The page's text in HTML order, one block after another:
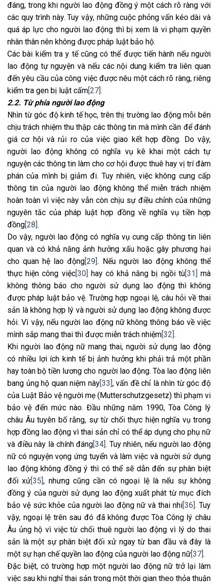
đáng, trong khi người lao động đồng ý một cách rõ ràng với
các quy trình này. Tuy vậy, những cuộc phỏng vấn kéo dài và
quá áp lực cho người lao động thì bị xem là vi phạm quyền
nhân thân nên không được pháp luật bảo hộ.
Các bài kiểm tra y tế cũng có thể được tiến hành nếu người
lao động tự nguyện và nếu các nội dung kiểm tra liên quan
đến yêu cầu của công việc được nêu một cách rõ ràng, riêng
kiểm tra gen bị luật cấm [27] .
2.2. Từ phía người lao động
Nhìn từ góc độ kinh tế học, trên thị trường lao động mỗi bên
chịu trách nhiệm thu thập các thông tin mà mình cần để đánh
giá cơ hội và rủi ro của việc giao kết hợp đồng. Do vậy,
người lao động không có nghĩa vụ kê khai một cách tự
nguyện các thông tin làm cho cơ hội được thuê hay vị trí đàm
phán của mình bị giảm đi. Tuy nhiên, việc không cung cấp
thông tin của người lao động không thể miễn trách nhiệm
hoàn toàn vì việc này vẫn còn chịu sự điều chỉnh của những
nguyên tắc của pháp luật hợp đồng về nghĩa vụ tiền hợp
đồng [28] .
Do vậy, người lao động có nghĩa vụ cung cấp thông tin liên
quan và có khả năng ảnh hưởng xấu hoặc gây phương hại
cho quan hệ lao động [29]. Nếu người lao động không thể
thực hiện công việc[30] hay có khả năng bị ngồi tù[31]
mà
không thông báo cho người sử dụng lao động thì không
được pháp luật bảo vệ. Trường hợp ngoại lệ, câu hỏi về thai
sản là không hợp lý và người sử dụng lao động không được
hỏi. Vì vậy, nếu người lao động nữ không thông báo về việc
mình sắp mang thai thì được miễn trách nhiệm [32] .
Khi người lao động nữ mang thai, người sử dụng lao động
có nhiều lợi ích kinh tế bị ảnh hưởng khi phải trả một phần
hay toàn bộ tiền lương cho người lao động. Tòa lao động liên
bang ủng hộ quan niệm này[33] , vấn đề chỉ là nhìn từ góc độ
của Luật Bảo vệ người mẹ (Mutterschutzgesetz) thì phạm vi
bảo vệ đến mức nào. Đầu những năm 1990, Tòa Công lý
châu Âu tuyên bố rằng, sự từ chối thực hiện nghĩa vụ trong
hợp đồng lao động vì thai sản chỉ có thể áp dụng cho phụ nữ
và điều này là chính đáng [34]. Tuy nhiên, nếu người lao động
nữ có nguyện vọng ứng tuyển và làm việc và người sử dụng
lao động không đồng ý thì có thể sẽ dẫn đến sự phân biệt
đối xử [35], nhưng cũng cần có ngoại lệ là nếu sự không
đồng ý của người sử dụng lao động xuất phát từ mục đích
bảo vệ sức khỏe của người lao động nữ và thai nhi [36] . Tuy
vậy, ngoại lệ trên sau đó đã không được Tòa Công lý châu
Âu ủng hộ vì việc từ chối thuê người lao động vì lý do thai
sản là một sự phân biệt đối xử ngay từ ban đầu và đây là
một sự hạn chế quyền lao động của người lao động nữ [37] .
Đặc biệt, có trường hợp một người lao động nữ trở lại làm
việc sau khi nghỉ thai sản trong một thời gian theo thỏa thuận